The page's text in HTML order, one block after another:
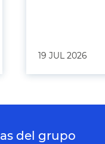
19 JUL 2026
del grupo